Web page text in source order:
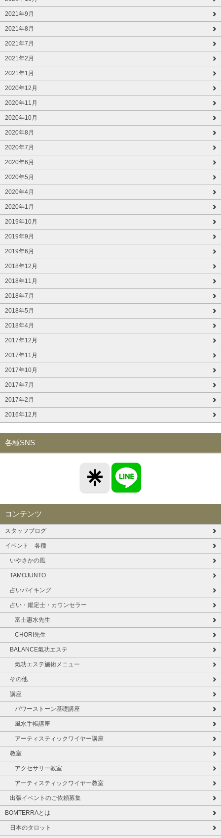
2021年9月
2021年8月
2021年7月
2021年2月
2021年1月
2020年12月
2020年11月
2020年10月
2020年8月
2020年7月
2020年6月
2020年5月
2020年4月
2020年1月
2019年10月
2019年9月
2019年6月
2018年12月
2018年11月
2018年7月
2018年5月
2018年4月
2017年12月
2017年11月
2017年10月
2017年7月
2017年2月
2016年12月
各種SNS
コンテンツ
スタッフブログ
イベント 各種
いやさかの風
TAMOJUNTO
占いバイキング
占い・鑑定士・カウンセラー
富士惠水先生
CHORI先生
BALANCE氣功エステ
氣功エステ施術メニュー
その他
講座
パワーストーン基礎講座
風水手帳講座
アーティスティックワイヤー講座
教室
アクセサリー教室
アーティスティックワイヤー教室
出張イベントのご依頼募集
BOMTERRAとは
日本のタロット